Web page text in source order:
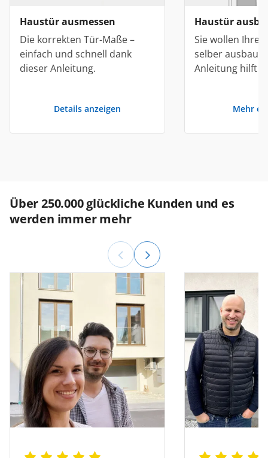
Haustür ausmessen
Die korrekten Tür-Maße –
einfach und schnell dank
dieser Anleitung.
Details anzeigen
Haustür
Sie wollen Ihre
selber
Anleitung hilft
Mehr
Über 250.000 glückliche Kunden und es
werden immer mehr